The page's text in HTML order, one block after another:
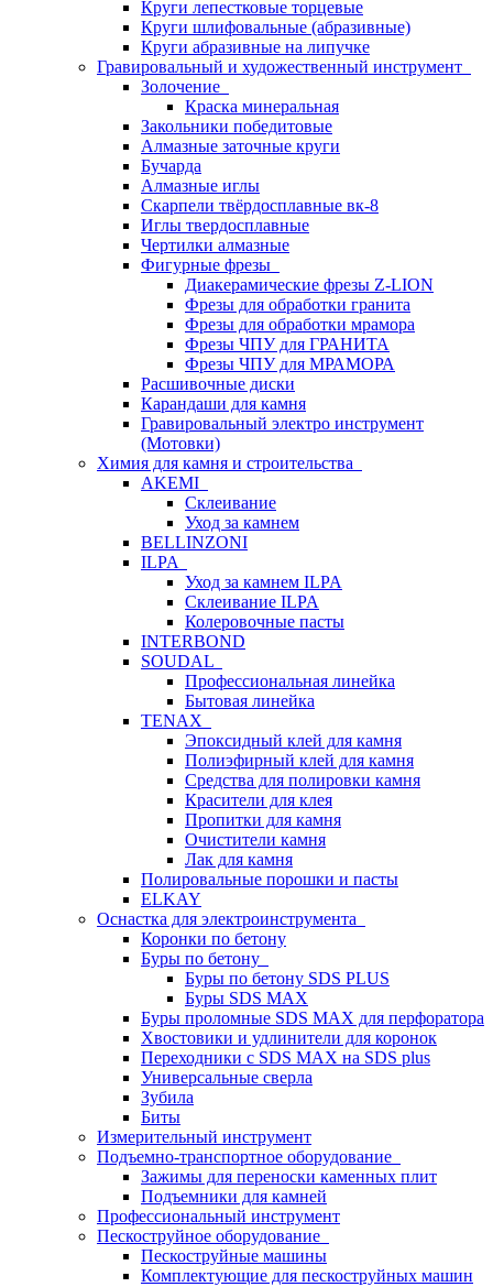
Круги лепестковые торцевые
Круги шлифовальные (абразивные)
Круги абразивные на липучке
Гравировальный и художественный инструмент
Золочение
Краска минеральная
Закольники победитовые
Алмазные заточные круги
Бучарда
Алмазные иглы
Скарпели твёрдосплавные вк-8
Иглы твердосплавные
Чертилки алмазные
Фигурные фрезы
Диакерамические фрезы Z-LION
Фрезы для обработки гранита
Фрезы для обработки мрамора
Фрезы ЧПУ для ГРАНИТА
Фрезы ЧПУ для МРАМОРА
Расшивочные диски
Карандаши для камня
Гравировальный электро инструмент
(Мотовки)
Химия для камня и строительства
AKEMI
Склеивание
Уход за камнем
BELLINZONI
ILPA
Уход за камнем ILPA
Склеивание ILPA
Колеровочные пасты
INTERBOND
SOUDAL
Профессиональная линейка
Бытовая линейка
TENAX
Эпоксидный клей для камня
Полиэфирный клей для камня
Средства для полировки камня
Красители для клея
Пропитки для камня
Очистители камня
Лак для камня
Полировальные порошки и пасты
ELKAY
Оснастка для электроинструмента
Коронки по бетону
Буры по бетону
Буры по бетону SDS PLUS
Буры SDS MAX
Буры проломные SDS MAX для перфоратора
Хвостовики и удлинители для коронок
Переходники с SDS MAX на SDS plus
Универсальные сверла
Зубила
Биты
Измерительный инструмент
Подъемно-транспортное оборудование
Зажимы для переноски каменных плит
Подъемники для камней
Профессиональный инструмент
Пескоструйное оборудование
Пескоструйные машины
Комплектующие для пескоструйных машин